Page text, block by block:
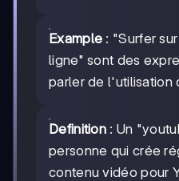
Example : "Surfer
ligne" sont des
parler de l'utilisation
Definition : Un
personne qui crée
contenu vidéo pour